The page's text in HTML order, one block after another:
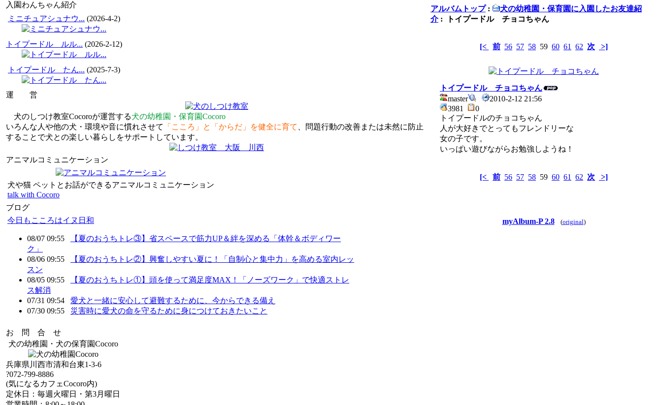
入園わんちゃん紹介
ミニチュアシュナウ... (2026-4-2)
トイプードル ルル... (2026-2-12)
トイプードル たん... (2025-7-3)
運 営
犬のしつけ教室Cocoroが運営する犬の幼稚園・保育園Cocoro
いろんな人や他の犬・環境や音に慣れさせて
「こころ」と「からだ」を健全に育て
、問題行動の改善または未然に防止
することで犬との楽しい暮らしをサポートしています。
アニマルコミュニケーション
犬や猫 ペットとお話ができるアニマルコミュニケーション
talk with Cocoro
ブログ
今日もこころはイヌ日和
08/07 09:55
【夏のおうちトレ③】省スペースで筋力UP＆絆を深める「体幹＆ボディワー
ク」
08/06 09:55
【夏のおうちトレ②】興奮しやすい夏に！「自制心と集中力」を高める室内レッ
スン
08/05 09:55
【夏のおうちトレ①】頭を使って満足度MAX！「ノーズワーク」で快適ストレ
ス解消
07/31 09:54
愛犬と一緒に安心して避難するために、今からできる備え
07/30 09:55
災害時に愛犬の命を守るために身につけておきたいこと
お 問 合 せ
犬の幼稚園・犬の保育園Cocoro
兵庫県川西市清和台東1-3-6
?072-799-8886
(気になるカフェCocoro内)
定休日：毎週火曜日・第3月曜日
アルバムトップ:
犬の幼稚園・保育園に入園したお友達紹
介: トイプードル チョコちゃん
[< 前 56 57 58 59 60 61 62 次 >]
トイプードル チョコちゃん
master
2010-2-12 21:56
3981
0
トイプードルのチョコちゃん
人が大好きでとってもフレンドリーな
女の子です。
いっぱい遊びながらお勉強しようね！
[< 前 56 57 58 59 60 61 62 次 >]
myAlbum-P 2.8 (original)